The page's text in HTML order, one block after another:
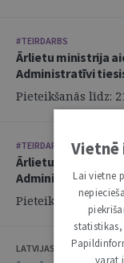
#TEIRDARBS
Ārlietu ministrija
Administratīvi
Pieteikšanās līdz:
#TEIRDARBS
Ārlietu ministrija
Administratīvi
Pieteikšanās līdz:
LATVIJAS ZVĒRINĀTU
Vietnē
Lai vietne
varat